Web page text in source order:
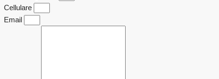
Cellulare
Email